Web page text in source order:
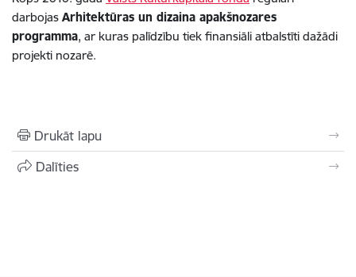
darbojas Arhitektūras un dizaina apakšnozares
programma, ar kuras palīdzību tiek finansiāli atbalstīti dažādi
projekti nozarē.
Drukāt lapu
Dalīties